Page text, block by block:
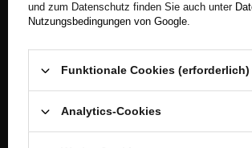
UNITRAILER Sp. z o.o.
Abholstelle: Zum Kaisergarten 5, Monzingen
Abholstelle: Heidmathen 4, Zerbst/Anhalt
Deutsches Rückgabelager: Oldenburger
und zum Datenschutz finden Sie auch unter
Nutzungsbedingungen von Google.
Funktionale Cookies (erforderlich)
Analytics-Cookies